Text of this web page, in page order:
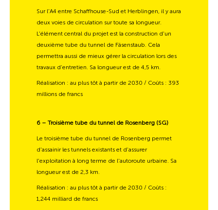
Sur l'A4 entre Schaffhouse-Sud et Herblingen, il y aura
deux voies de circulation sur toute sa longueur.
L'élément central du projet est la construction d'un
deuxième tube du tunnel de Fäsenstaub. Cela
permettra aussi de mieux gérer la circulation lors des
travaux d’entretien. Sa longueur est de 4,5 km.
Réalisation : au plus tôt à partir de 2030 / Coûts : 393
millions de francs
6 – Troisième tube du tunnel de Rosenberg (SG)
Le troisième tube du tunnel de Rosenberg permet
d'assainir les tunnels existants et d’assurer
l'exploitation à long terme de l'autoroute urbaine. Sa
longueur est de 2,3 km.
Réalisation : au plus tôt à partir de 2030 / Coûts :
1,244 milliard de francs